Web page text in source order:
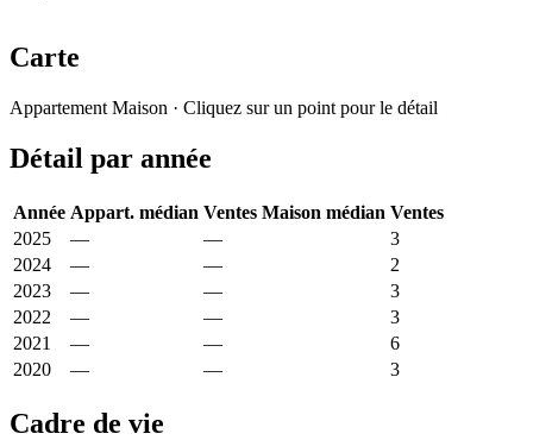
Carte
−
Appartement Maison · Cliquez sur un point pour le détail
Détail par année
Année Appart. médian Ventes Maison médian Ventes
2025
— —
3
2024
— —
2
2023
— —
3
2022
— —
3
2021
— —
6
2020
— — 3
Cadre de vie